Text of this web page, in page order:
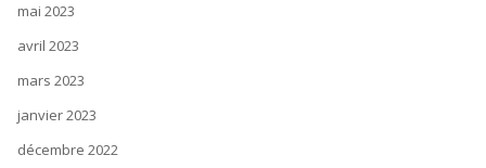
mai 2023
avril 2023
mars 2023
janvier 2023
décembre 2022